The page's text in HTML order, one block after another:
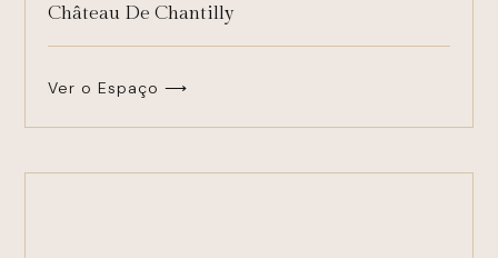
Château De Chantilly
Ver o Espaço ⟶